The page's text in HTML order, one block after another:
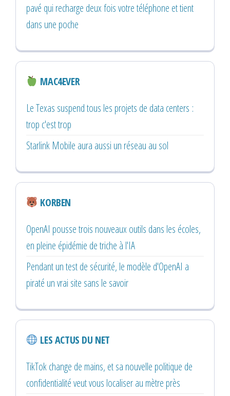
pavé qui recharge deux fois votre téléphone et tient
dans une poche
MAC4EVER
Le Texas suspend tous les projets de data centers :
trop c'est trop
Starlink Mobile aura aussi un réseau au sol
KORBEN
OpenAI pousse trois nouveaux outils dans les écoles,
en pleine épidémie de triche à l'IA
Pendant un test de sécurité, le modèle d'OpenAI a
piraté un vrai site sans le savoir
LES ACTUS DU NET
TikTok change de mains, et sa nouvelle politique de
confidentialité veut vous localiser au mètre près